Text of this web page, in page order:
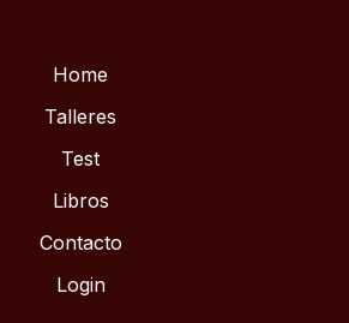
Home
Talleres
Test
Libros
Contacto
Login